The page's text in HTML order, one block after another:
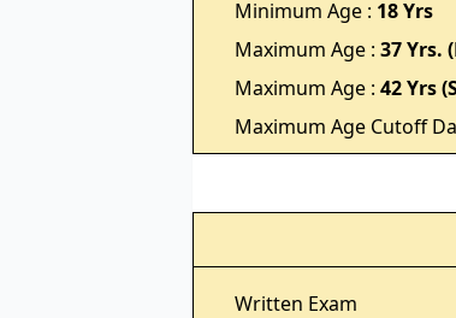
Minimum Age : 18 Yrs
Maximum Age : 37 Yrs.
Maximum Age : 42 Yrs
Maximum Age Cutoff
Written Exam